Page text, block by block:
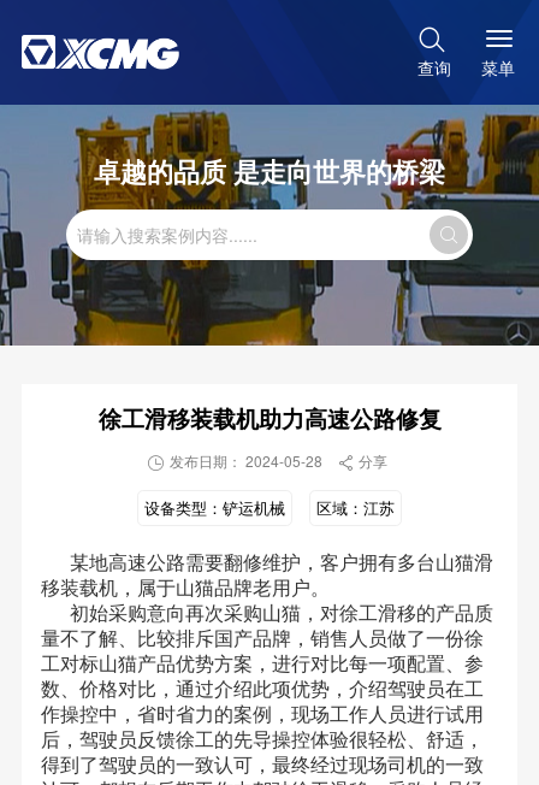

查询 菜单
卓越的品质 是走向世界的桥梁

徐工滑移装载机助力高速公路修复
 发布日期： 2024-05-28  分享
设备类型： 铲运机械 区域： 江苏
某地高速公路需要翻修维护，客户拥有多台山猫滑
移装载机，属于山猫品牌老用户。
初始采购意向再次采购山猫，对徐工滑移的产品质
量不了解、比较排斥国产品牌，销售人员做了一份徐
工对标山猫产品优势方案，进行对比每一项配置、参
数、价格对比，通过介绍此项优势，介绍驾驶员在工
作操控中，省时省力的案例，现场工作人员进行试用
后，驾驶员反馈徐工的先导操控体验很轻松、舒适，
得到了驾驶员的一致认可，最终经过现场司机的一致